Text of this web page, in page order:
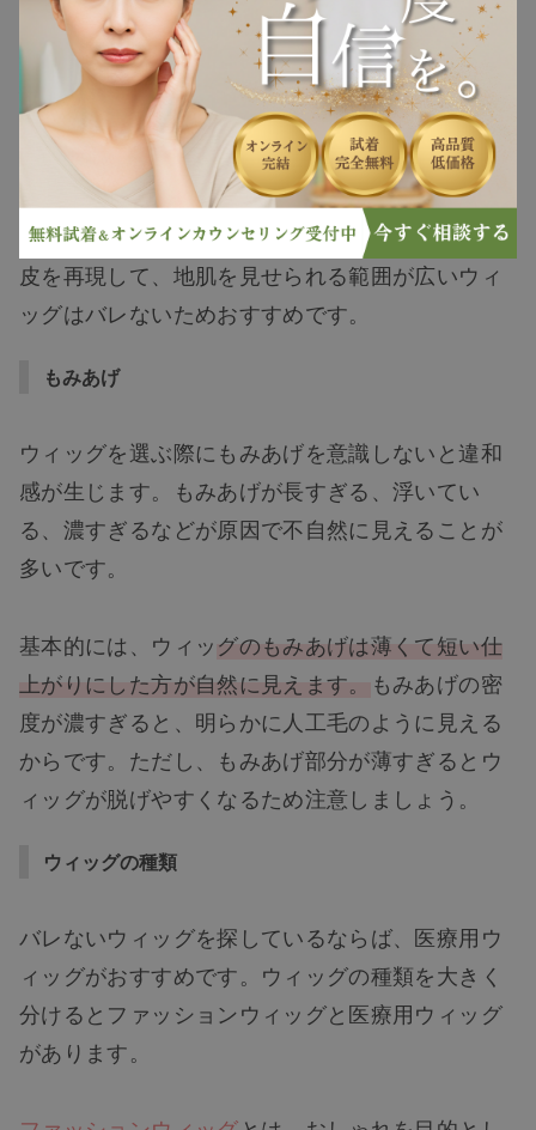
ヘアスタイル
抜け毛
白髪
薄毛
が黒いブツブツとして見えるものは不自然です。
結び目が目立たないように上手くごまかしている
ウィッグはバレにくくなります。
中にはつむじだけではなく、広い範囲で頭皮を地
肌として見せられるウィッグがあります。人の頭
皮を再現して、地肌を見せられる範囲が広いウィ
ッグはバレないためおすすめです。
もみあげ
ウィッグを選ぶ際にもみあげを意識しないと違和
感が生じます。もみあげが長すぎる、浮いてい
る、濃すぎるなどが原因で不自然に見えることが
多いです。
基本的には、ウィッグのもみあげは薄くて短い仕
上がりにした方が自然に見えます。
もみあげの密
度が濃すぎると、明らかに人工毛のように見える
からです。ただし、もみあげ部分が薄すぎるとウ
ィッグが脱げやすくなるため注意しましょう。
ウィッグの種類
バレないウィッグを探しているならば、医療用ウ
ィッグがおすすめです。ウィッグの種類を大きく
分けるとファッションウィッグと医療用ウィッグ
があります。